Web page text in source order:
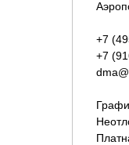
+7
+7